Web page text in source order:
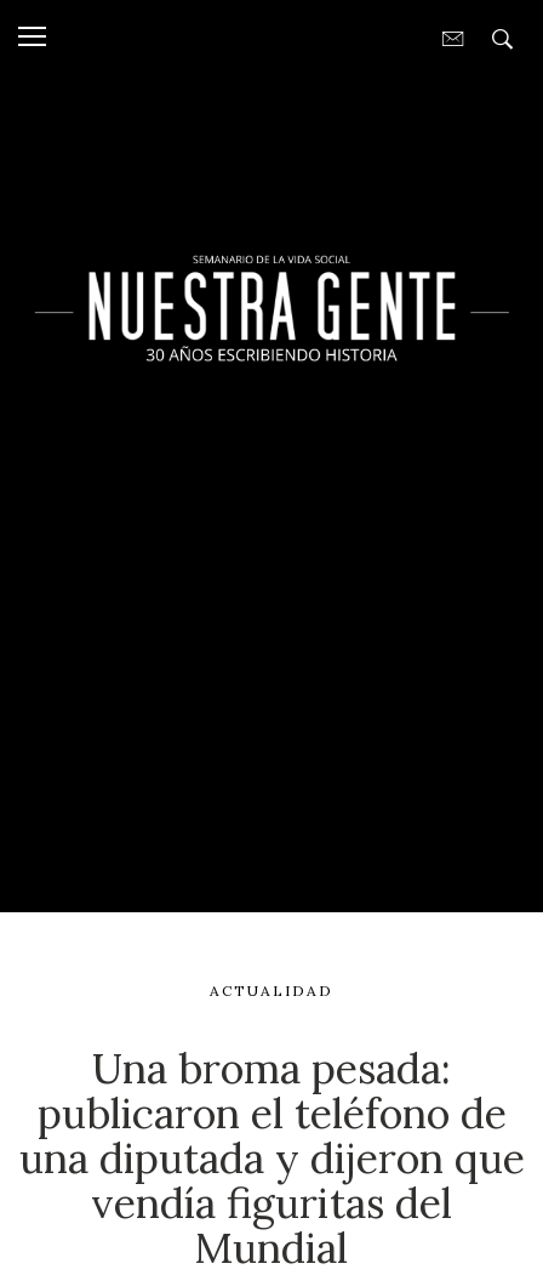
ACTUALIDAD
Una broma pesada:
publicaron el teléfono de
una diputada y dijeron que
vendía figuritas del
Mundial